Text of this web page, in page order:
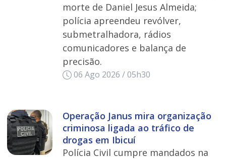
morte de Daniel Jesus Almeida;
polícia apreendeu revólver,
submetralhadora, rádios
comunicadores e balança de
precisão.
06 Ago 2026 / 05h30
Operação Janus mira organização
criminosa ligada ao tráfico de
drogas em Ibicuí
Polícia Civil cumpre mandados na